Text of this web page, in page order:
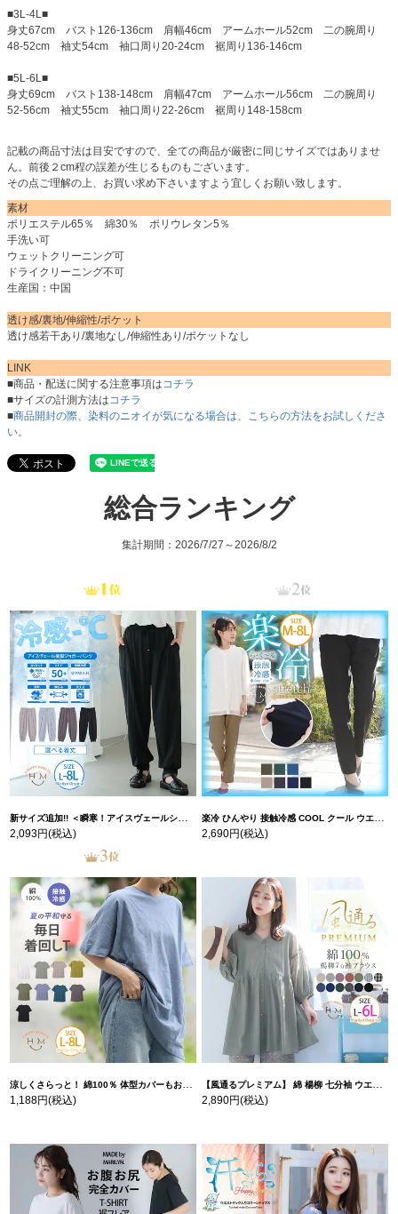
■3L-4L■
身丈67cm バスト126-136cm 肩幅46cm アームホール52cm 二の腕周り
48-52cm 袖丈54cm 袖口周り20-24cm 裾周り136-146cm
■5L-6L■
身丈69cm バスト138-148cm 肩幅47cm アームホール56cm 二の腕周り
52-56cm 袖丈55cm 袖口周り22-26cm 裾周り148-158cm
記載の商品寸法は目安ですので、全ての商品が厳密に同じサイズではありませ
ん。前後２cm程の誤差が生じるものもございます。
その点ご理解の上、お買い求め下さいますよう宜しくお願い致します。
素材
ポリエステル65％ 綿30％ ポリウレタン5％
手洗い可
ウェットクリーニング可
ドライクリーニング不可
生産国：中国
透け感/裏地/伸縮性/ポケット
透け感若干あり/裏地なし/伸縮性あり/ポケットなし
LINK
■商品・配送に関する注意事項はコチラ
■サイズの計測方法はコチラ
■商品開封の際、染料のニオイが気になる場合は、こちらの方法をお試しくださ
い。
総合ランキング
集計期間：2026/7/27～2026/8/2
新サイズ追加!! ＜瞬寒！アイスヴェールシリーズ＞ 美脚 ジョガーパンツ 【ウェストゴム】 【ストレッチ】 | 大きいサイズの通販ならハッピーマリリン
2,093円(税込)
楽冷 ひんやり 接触冷感 COOL クール ウエストゴム 楽ちん ストレッチ 美脚 レギパン 【ストレッチ】 | 大きいサイズの通販ならハッピーマリリン
2,690円(税込)
涼しくさらっと！ 綿100％ 体型カバーもお洒落も叶える 風合いコットン ゆるシルエット ドルマン | 大きいサイズの通販ならハッピーマリリン
1,188円(税込)
【風通るプレミアム】 綿 楊柳 七分袖 ウエストギャザー ブラウス | 大きいサイズの通販ならハッピーマリリン
2,890円(税込)